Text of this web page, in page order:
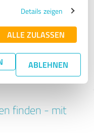
Details zeigen
ALLE ZULASSEN
ABLEHNEN
finden - mit